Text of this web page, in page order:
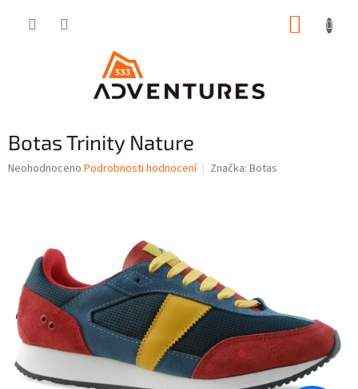
Botas Trinity Nature
Průměrné
hvězdiček.
Neohodnoceno Podrobnosti hodnocení Značka: Botas